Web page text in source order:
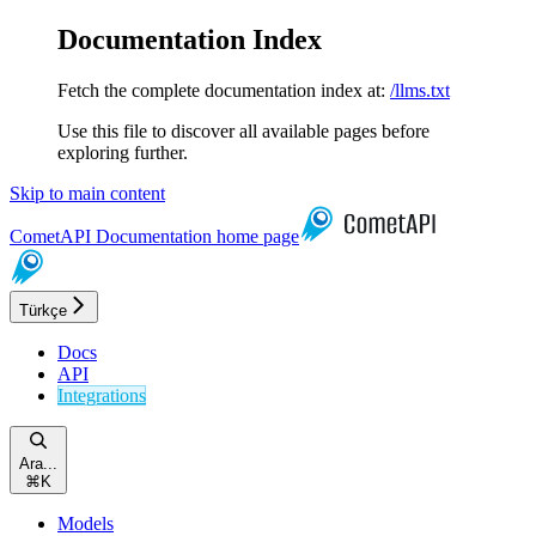
Documentation Index
Fetch the complete documentation index at: /llms.txt
Use this file to discover all available pages before
exploring further.
Skip to main content
CometAPI Documentation home page
Türkçe
Docs
API
Integrations
Ara...
⌘ K
Models